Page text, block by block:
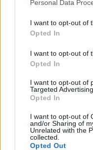
Personal Data
I want to opt-out of
Opted In
I want to opt-out of
Opted In
I want to opt-out of
Targeted Advertising.
Opted In
I want to opt-out of
and/or Sharing of
Unrelated with the
collected.
Opted Out
Świat